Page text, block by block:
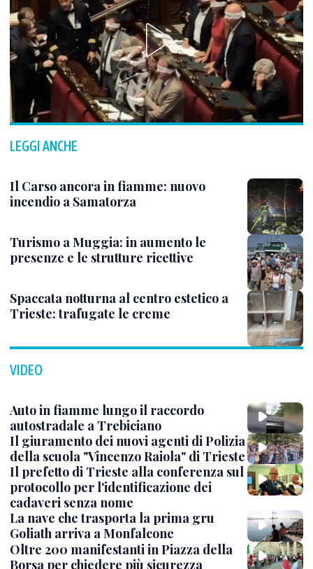
LEGGI ANCHE
Il Carso ancora in fiamme: nuovo
incendio a Samatorza
Turismo a Muggia: in aumento le
presenze e le strutture ricettive
Spaccata notturna al centro estetico a
Trieste: trafugate le creme
VIDEO
Auto in fiamme lungo il raccordo
autostradale a Trebiciano
Il giuramento dei nuovi agenti di Polizia
della scuola "Vincenzo Raiola" di Trieste
Il prefetto di Trieste alla conferenza sul
protocollo per l'identificazione dei
cadaveri senza nome
La nave che trasporta la prima gru
Goliath arriva a Monfalcone
Oltre 200 manifestanti in Piazza della
Borsa per chiedere più sicurezza